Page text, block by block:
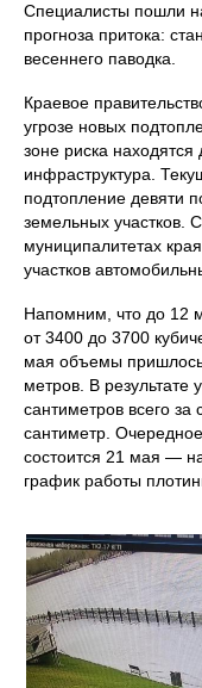
Специалисты пошли
прогноза притока:
весеннего паводка.
Краевое
угрозе новых
зоне риска
инфраструктура.
подтопление девяти
земельных участков.
муниципалитетах
участков
Напомним, что до 12
от 3400 до 3700
мая объемы пришлось
метров. В результате
сантиметров всего за
сантиметр.
состоится 21 мая —
график работы